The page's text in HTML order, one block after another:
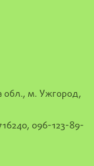
обл., м. Ужгород,
096-123-89-